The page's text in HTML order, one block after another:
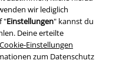
wir lediglich
"Einstellungen" kannst du
Deine erteilte
Cookie-Einstellungen
zum Datenschutz